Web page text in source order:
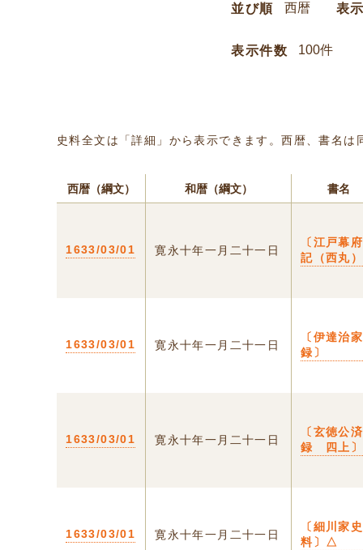
並び順 表
表示件数
史料全文は「詳細」から表示できます。西暦、書名
西暦（綱文） 和暦（綱文） 書名
1633/03/01 寛永十年一月二十一日
〔江戸幕
記（西丸
1633/03/01 寛永十年一月二十一日
〔伊達治
録〕
1633/03/01 寛永十年一月二十一日
〔玄徳公
録 四上〕
1633/03/01 寛永十年一月二十一日
〔細川家史
料〕△